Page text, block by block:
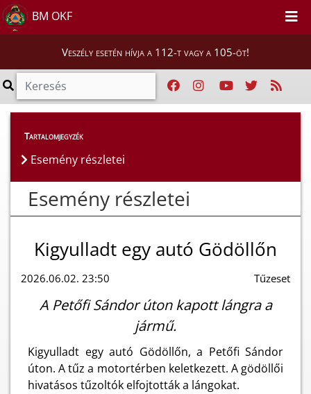
BM OKF
Veszély esetén hívja a 112-t vagy a 105-öt!
Esemény részletei
Tartalomjegyzék
Esemény részletei
Esemény részletei
Kigyulladt egy autó Gödöllőn
2026.06.02. 23:50 Tűzeset
A Petőfi Sándor úton kapott lángra a
jármű.
Kigyulladt egy autó Gödöllőn, a Petőfi Sándor
úton. A tűz a motortérben keletkezett. A gödöllői
hivatásos tűzoltók elfojtották a lángokat.